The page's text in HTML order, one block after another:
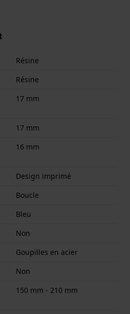
Résine
Résine
17 mm
17 mm
16 mm
Design imprimé
Boucle
Bleu
Non
Goupilles en acier
Non
150 mm - 210 mm